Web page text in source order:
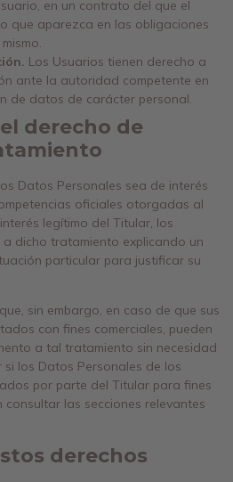
en un contrato del que el
que aparezca en las obligaciones
Los Usuarios tienen derecho a
ante la autoridad competente en
de datos de carácter personal.
derecho de
Datos Personales sea de interés
oficiales otorgadas al
legítimo del Titular, los
dicho tratamiento explicando un
particular para justificar su
sin embargo, en caso de que sus
con fines comerciales, pueden
a tal tratamiento sin necesidad
los Datos Personales de los
por parte del Titular para fines
consultar las secciones relevantes
derechos